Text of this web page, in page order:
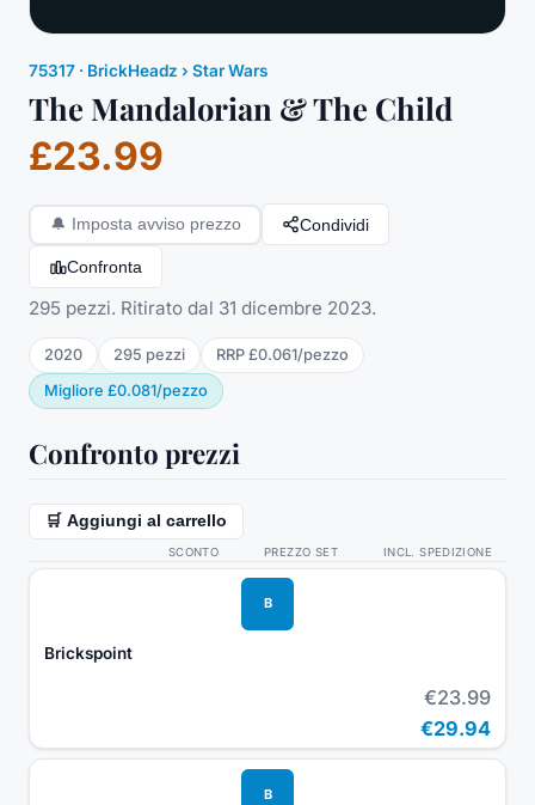
75317 · BrickHeadz › Star Wars
The Mandalorian & The Child
£23.99
🔔 Imposta avviso prezzo Condividi
Confronta
295 pezzi. Ritirato dal 31 dicembre 2023.
2020 295 pezzi RRP £0.061/pezzo
Migliore £0.081/pezzo
Confronto prezzi
🛒 Aggiungi al carrello
SCONTO PREZZO SET INCL. SPEDIZIONE
B
Brickspoint
€23.99
€29.94
B